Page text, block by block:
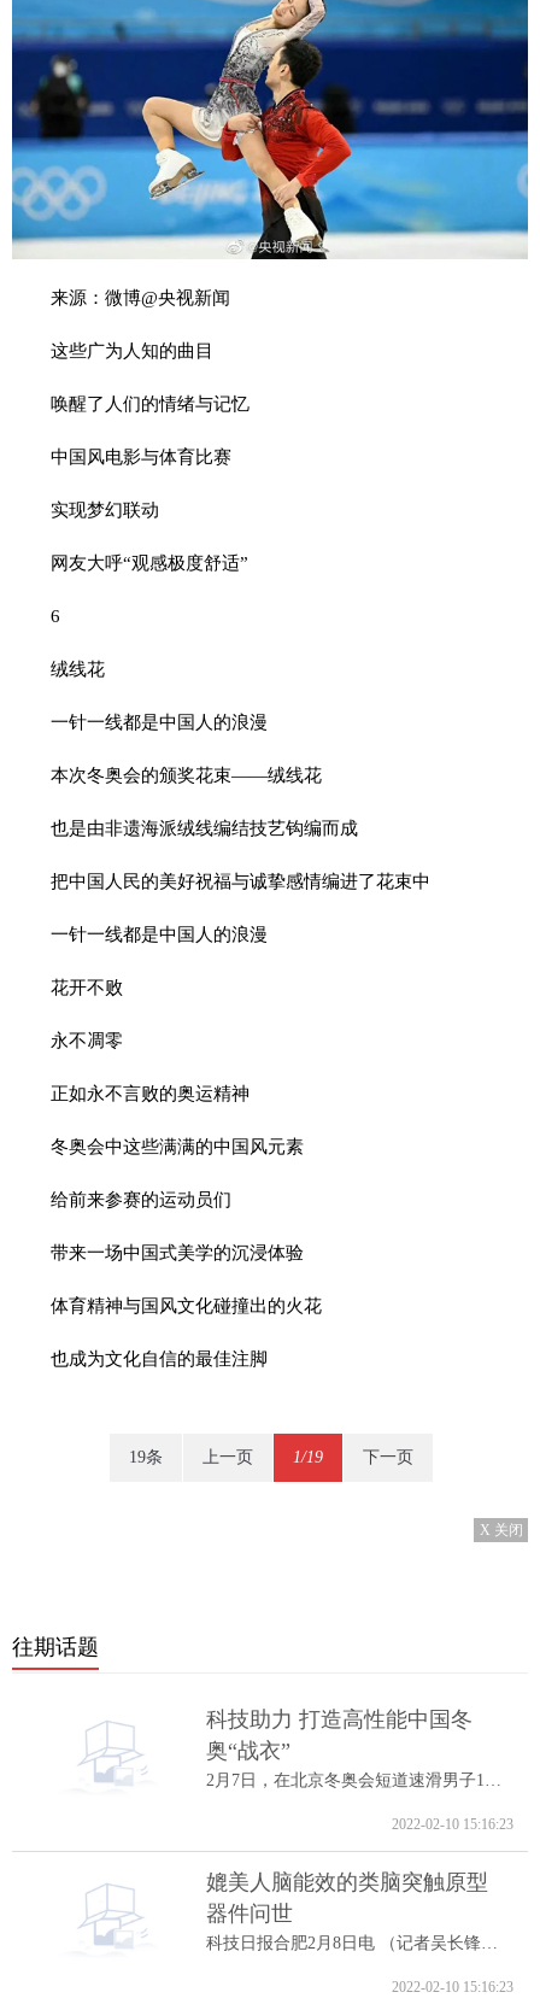
来源：微博@央视新闻
这些广为人知的曲目
唤醒了人们的情绪与记忆
中国风电影与体育比赛
实现梦幻联动
网友大呼“观感极度舒适”
6
绒线花
一针一线都是中国人的浪漫
本次冬奥会的颁奖花束——绒线花
也是由非遗海派绒线编结技艺钩编而成
把中国人民的美好祝福与诚挚感情编进了花束中
一针一线都是中国人的浪漫
花开不败
永不凋零
正如永不言败的奥运精神
冬奥会中这些满满的中国风元素
给前来参赛的运动员们
带来一场中国式美学的沉浸体验
体育精神与国风文化碰撞出的火花
也成为文化自信的最佳注脚
19条 上一页 1/19 下一页
X 关闭
往期话题
科技助力 打造高性能中国冬
奥“战衣”
2月7日，在北京冬奥会短道速滑男子1000米A...
2022-02-10 15:16:23
媲美人脑能效的类脑突触原型
器件问世
科技日报合肥2月8日电 （记者吴长锋）8日...
2022-02-10 15:16:23